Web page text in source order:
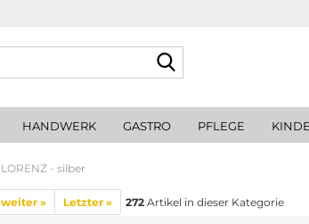
HANDWERK GASTRO PFLEGE
LORENZ - silber
weiter » Letzter » 272 Artikel in dieser Kategorie